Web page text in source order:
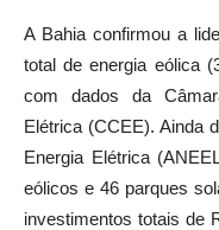
A Bahia confirmou a
total de energia eólica
com dados da
Elétrica (CCEE). Ainda
Energia Elétrica
eólicos e 46 parques
investimentos totais de